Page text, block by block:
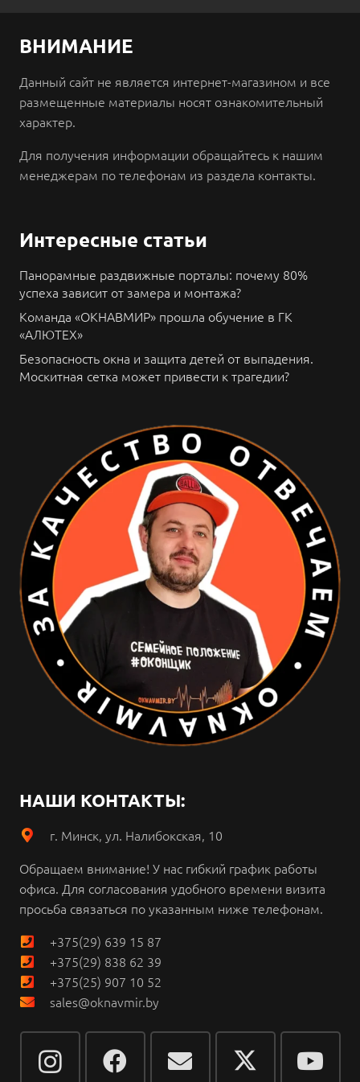
ВНИМАНИЕ
Данный сайт не является интернет-магазином и все
размещенные материалы носят ознакомительный
характер.
Для получения информации обращайтесь к нашим
менеджерам по телефонам из раздела контакты.
Интересные статьи
Панорамные раздвижные порталы: почему 80%
успеха зависит от замера и монтажа?
Команда «ОКНАВМИР» прошла обучение в ГК
«АЛЮТЕХ»
Безопасность окна и защита детей от выпадения.
Москитная сетка может привести к трагедии?
НАШИ КОНТАКТЫ:
г. Минск, ул. Налибокская, 10
Обращаем внимание! У нас гибкий график работы
офиса. Для согласования удобного времени визита
просьба связаться по указанным ниже телефонам.
+375(29) 639 15 87
+375(29) 838 62 39
+375(25) 907 10 52
sales@oknavmir.by